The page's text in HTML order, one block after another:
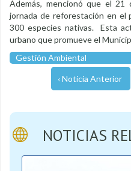
Además, mencionó que el
jornada de reforestación en el
300 especies nativas. Esta
urbano que promueve el
Gestión Ambiental
‹ Noticia Anterior
NOTICIAS